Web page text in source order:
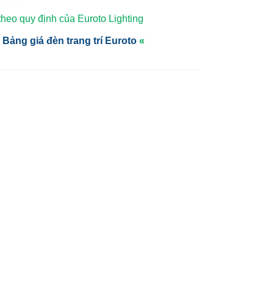
quy định của Euroto Lighting
Bảng giá đèn trang trí Euroto «